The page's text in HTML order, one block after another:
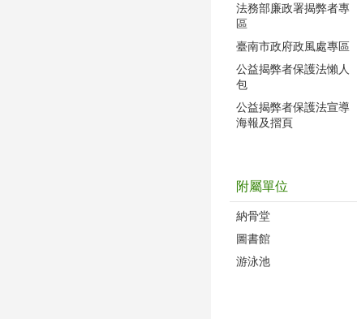
法務部廉政署揭弊者專
區
臺南市政府政風處專區
公益揭弊者保護法懶人
包
公益揭弊者保護法宣導
海報及摺頁
附屬單位
納骨堂
圖書館
游泳池